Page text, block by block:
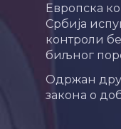
Европска
Србија
контроли
биљног
Одржан
закона о